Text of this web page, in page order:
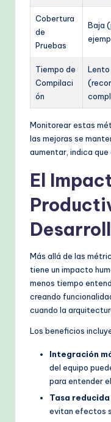
Cobertura
de
Pruebas
Baja
Tiempo de
Compilaci
ón
Lento
Monitorear estas
las mejoras se
aumentar, indica
El
Más allá de las
tiene un impacto
menos tiempo
creando
cuando la
Los beneficios
Integración
del equipo
para entender
Tasa
evitan efectos